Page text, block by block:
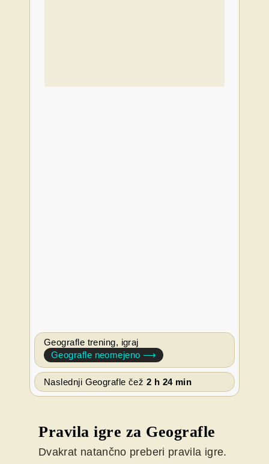
Geografle trening, igraj
Geografle neomejeno ⟶
Naslednji Geografle čež 2 h 24 min
Pravila igre za Geografle
Dvakrat natančno preberi pravila igre.